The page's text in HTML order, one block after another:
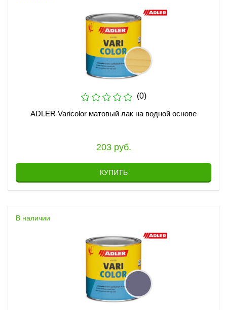
(0)
ADLER Varicolor матовый лак на водной основе
203 руб.
КУПИТЬ
В наличии